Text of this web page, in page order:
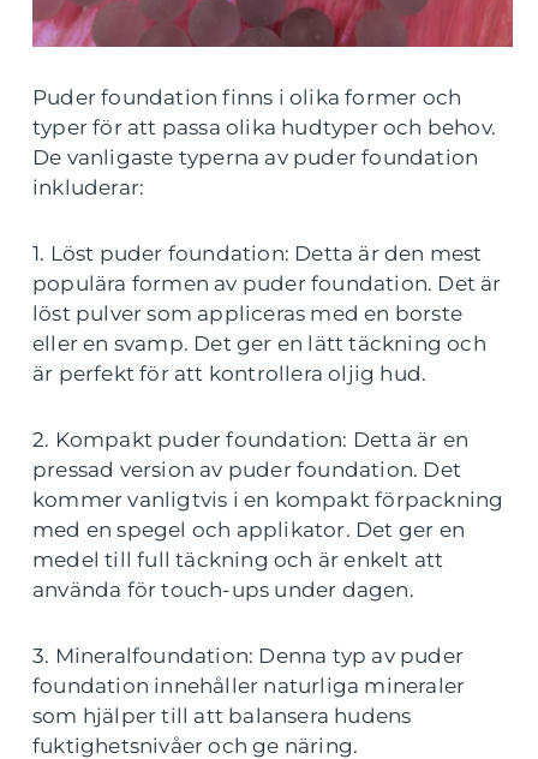
Puder foundation finns i olika former och
typer för att passa olika hudtyper och behov.
De vanligaste typerna av puder foundation
inkluderar:
1. Löst puder foundation: Detta är den mest
populära formen av puder foundation. Det är
löst pulver som appliceras med en borste
eller en svamp. Det ger en lätt täckning och
är perfekt för att kontrollera oljig hud.
2. Kompakt puder foundation: Detta är en
pressad version av puder foundation. Det
kommer vanligtvis i en kompakt förpackning
med en spegel och applikator. Det ger en
medel till full täckning och är enkelt att
använda för touch-ups under dagen.
3. Mineralfoundation: Denna typ av puder
foundation innehåller naturliga mineraler
som hjälper till att balansera hudens
fuktighetsnivåer och ge näring.